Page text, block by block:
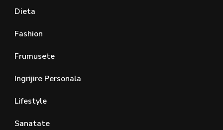
Dieta
Fashion
Frumusete
Ingrijire Personala
Lifestyle
Sanatate